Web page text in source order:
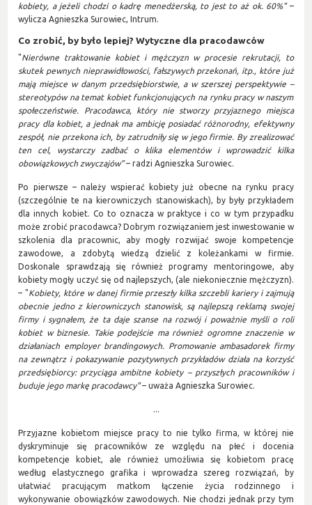
kobiety, a jeżeli chodzi o kadrę menedżerską, to jest to aż ok. 60%"–
wylicza Agnieszka Surowiec, Intrum.
Co zrobić, by było lepiej? Wytyczne dla pracodawców
"Nierówne traktowanie kobiet i mężczyzn w procesie rekrutacji,to
skutek pewnych nieprawidłowości, fałszywych przekonań, itp., które już
mają miejsce w danym przedsiębiorstwie, a w szerszej perspektywie –
stereotypów na temat kobiet funkcjonujących na rynku pracy wnaszym
społeczeństwie. Pracodawca, który nie stworzy przyjaznego miejsca
pracy dla kobiet, a jednak ma ambicję posiadać różnorodny, efektywny
zespół, nie przekona ich, by zatrudniły się w jego firmie. By zrealizować
ten cel, wystarczy zadbać o klika elementów i wprowadzić kilka
obowiązkowych zwyczajów”– radzi Agnieszka Surowiec.
Po pierwsze – należy wspierać kobiety już obecne na rynku pracy
(szczególnie te na kierowniczych stanowiskach), by były przykładem
dla innych kobiet. Co to oznacza w praktyce i co w tym przypadku
może zrobić pracodawca? Dobrym rozwiązaniem jest inwestowanie w
szkolenia dla pracownic, aby mogły rozwijać swoje kompetencje
zawodowe, a zdobytą wiedzą dzielić z koleżankami w firmie.
Doskonale sprawdzają się również programy mentoringowe, aby
kobiety mogły uczyć się od najlepszych, (ale niekoniecznie mężczyzn).
– "Kobiety, które w danej firmie przeszły kilka szczebli kariery i zajmują
obecnie jedno z kierowniczych stanowisk, są najlepszą reklamą swojej
firmy i sygnałem, że ta daje szanse na rozwój i poważnie myśli o roli
kobiet w biznesie. Takie podejście ma również ogromne znaczenie w
działaniach employer brandingowych. Promowanie ambasadorek firmy
na zewnątrz i pokazywanie pozytywnych przykładów działa na korzyść
przedsiębiorcy: przyciąga ambitne kobiety– przyszłych pracowników i
buduje jego markę pracodawcy"– uważa Agnieszka Surowiec.
...
Przyjazne kobietom miejsce pracy to nie tylko firma, w której nie
dyskryminuje się pracowników ze względu na płeć i docenia
kompetencje kobiet, ale również umożliwia się kobietom pracę
według elastycznego grafika i wprowadza szereg rozwiązań, by
ułatwiać pracującym matkom łączenie życia rodzinnego i
wykonywanie obowiązków zawodowych. Nie chodzi jednak przy tym